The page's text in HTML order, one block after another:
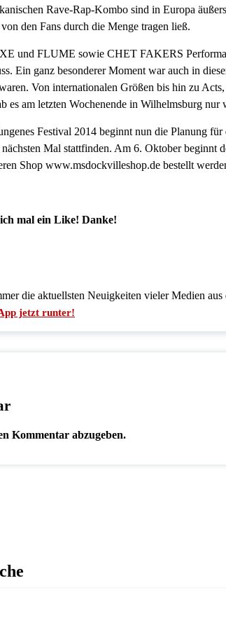
Rave-Rap-Kombo sind in Europa
den Fans durch die Menge tragen ließ.
und FLUME sowie CHET FAKERS
Ein ganz besonderer Moment war auch in
Von internationalen Größen bis hin zu
es am letzten Wochenende in Wilhelmsburg nur
Festival 2014 beginnt nun die Planung
Mal stattfinden. Am 6. Oktober beginnt
Shop www.msdockvilleshop.de bestellt
mal ein Like! Danke!
die aktuellsten Neuigkeiten vieler Medien aus
jetzt runter!
Kommentar abzugeben.